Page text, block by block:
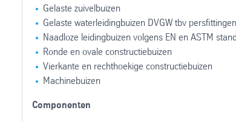
Gelaste zuivelbuizen
Gelaste waterleidingbuizen DVGW tbv persfittingen
Naadloze leidingbuizen volgens EN en ASTM
Ronde en ovale constructiebuizen
Vierkante en rechthoekige constructiebuizen
Machinebuizen
Componenten